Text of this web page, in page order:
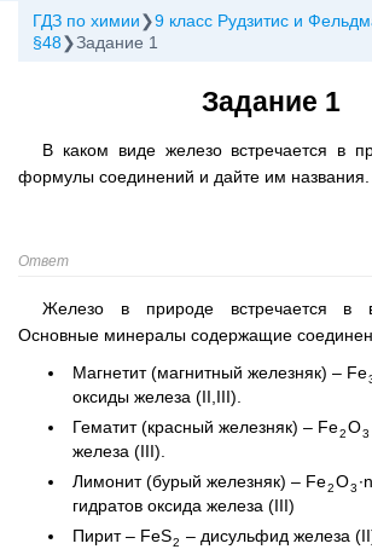
ГДЗ по химии
9 класс Рудзитис и
§48
Задание 1
Задание 1
В каком виде железо встречается в
формулы соединений и дайте им названия.
Ответ
Железо в природе встречается в
Основные минералы содержащие
Магнетит (магнитный железняк) – Fe
оксиды железа (II,III).
Гематит (красный железняк) – Fe2O3
железа (III).
Лимонит (бурый железняк) – Fe2O3
гидратов оксида железа (III)
Пирит – FeS2 – дисульфид железа